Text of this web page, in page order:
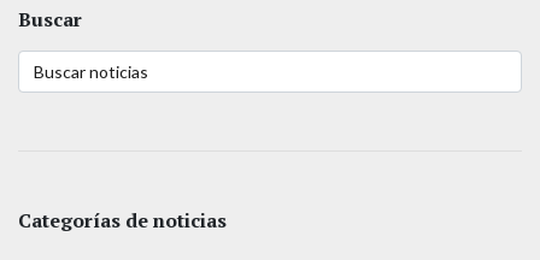
Buscar
Categorías de noticias